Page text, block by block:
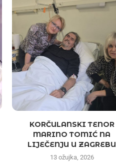
KORČULANSKI TENOR
MARINO TOMIĆ NA
LIJEČENJU U ZAGREBU
13 ožujka, 2026